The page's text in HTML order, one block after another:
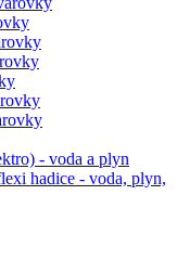
- voda a plyn
hadice - voda, plyn,